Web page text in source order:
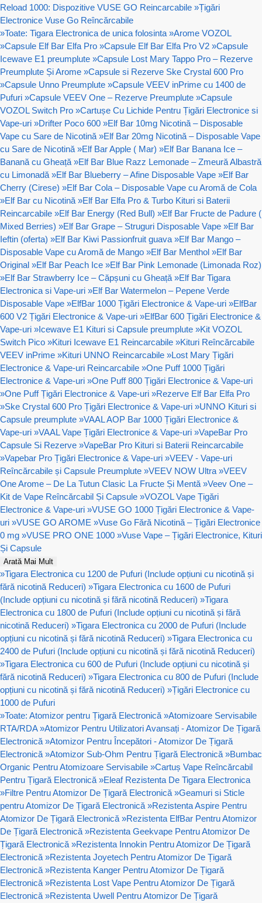
Reload 1000: Dispozitive VUSE GO Reincarcabile »Țigări
Electronice Vuse Go Reîncărcabile
»Toate: Tigara Electronica de unica folosinta »Arome VOZOL
»Capsule Elf Bar Elfa Pro »Capsule Elf Bar Elfa Pro V2 »Capsule
Icewave E1 preumplute »Capsule Lost Mary Tappo Pro – Rezerve
Preumplute Și Arome »Capsule si Rezerve Ske Crystal 600 Pro
»Capsule Unno Preumplute »Capsule VEEV inPrime cu 1400 de
Pufuri »Capsule VEEV One – Rezerve Preumplute »Capsule
VOZOL Switch Pro »Cartușe Cu Lichide Pentru Țigări Electronice si
Vape-uri »Drifter Poco 600 »Elf Bar 10mg Nicotină – Disposable
Vape cu Sare de Nicotină »Elf Bar 20mg Nicotină – Disposable Vape
cu Sare de Nicotină »Elf Bar Apple ( Mar) »Elf Bar Banana Ice –
Banană cu Gheață »Elf Bar Blue Razz Lemonade – Zmeură Albastră
cu Limonadă »Elf Bar Blueberry – Afine Disposable Vape »Elf Bar
Cherry (Cirese) »Elf Bar Cola – Disposable Vape cu Aromă de Cola
»Elf Bar cu Nicotină »Elf Bar Elfa Pro & Turbo Kituri si Baterii
Reincarcabile »Elf Bar Energy (Red Bull) »Elf Bar Fructe de Padure (
Mixed Berries) »Elf Bar Grape – Struguri Disposable Vape »Elf Bar
Ieftin (oferta) »Elf Bar Kiwi Passionfruit guava »Elf Bar Mango –
Disposable Vape cu Aromă de Mango »Elf Bar Menthol »Elf Bar
Original »Elf Bar Peach Ice »Elf Bar Pink Lemonade (Limonada Roz)
»Elf Bar Strawberry Ice – Căpșuni cu Gheață »Elf Bar Tigara
Electronica si Vape-uri »Elf Bar Watermelon – Pepene Verde
Disposable Vape »ElfBar 1000 Țigări Electronice & Vape-uri »ElfBar
600 V2 Țigări Electronice & Vape-uri »ElfBar 600 Țigări Electronice &
Vape-uri »Icewave E1 Kituri si Capsule preumplute »Kit VOZOL
Switch Pico »Kituri Icewave E1 Reincarcabile »Kituri Reîncărcabile
VEEV inPrime »Kituri UNNO Reincarcabile »Lost Mary Țigări
Electronice & Vape-uri Reincarcabile »One Puff 1000 Țigări
Electronice & Vape-uri »One Puff 800 Țigări Electronice & Vape-uri
»One Puff Țigări Electronice & Vape-uri »Rezerve Elf Bar Elfa Pro
»Ske Crystal 600 Pro Țigări Electronice & Vape-uri »UNNO Kituri si
Capsule preumplute »VAAL AOP Bar 1000 Țigări Electronice &
Vape-uri »VAAL Vape Țigări Electronice & Vape-uri »VapeBar Pro
Capsule Si Rezerve »VapeBar Pro Kituri si Baterii Reincarcabile
»Vapebar Pro Țigări Electronice & Vape-uri »VEEV - Vape-uri
Reîncărcabile și Capsule Preumplute »VEEV NOW Ultra »VEEV
One Arome – De La Tutun Clasic La Fructe Și Mentă »Veev One –
Kit de Vape Reîncărcabil Și Capsule »VOZOL Vape Țigări
Electronice & Vape-uri »VUSE GO 1000 Țigări Electronice & Vape-
uri »VUSE GO AROME »Vuse Go Fără Nicotină – Țigări Electronice
0 mg »VUSE PRO ONE 1000 »Vuse Vape – Țigări Electronice, Kituri
Și Capsule
Arată Mai Mult
»Tigara Electronica cu 1200 de Pufuri (Include opțiuni cu nicotină și
fără nicotină Reduceri) »Tigara Electronica cu 1600 de Pufuri
(Include opțiuni cu nicotină și fără nicotină Reduceri) »Tigara
Electronica cu 1800 de Pufuri (Include opțiuni cu nicotină și fără
nicotină Reduceri) »Tigara Electronica cu 2000 de Pufuri (Include
opțiuni cu nicotină și fără nicotină Reduceri) »Tigara Electronica cu
2400 de Pufuri (Include opțiuni cu nicotină și fără nicotină Reduceri)
»Tigara Electronica cu 600 de Pufuri (Include opțiuni cu nicotină și
fără nicotină Reduceri) »Tigara Electronica cu 800 de Pufuri (Include
opțiuni cu nicotină și fără nicotină Reduceri) »Țigări Electronice cu
1000 de Pufuri
»Toate: Atomizor pentru Țigară Electronică »Atomizoare Servisabile
RTA/RDA »Atomizor Pentru Utilizatori Avansați - Atomizor De Țigară
Electronică »Atomizor Pentru Începători - Atomizor De Țigară
Electronică »Atomizor Sub-Ohm Pentru Țigară Electronică »Bumbac
Organic Pentru Atomizoare Servisabile »Cartuș Vape Reîncărcabil
Pentru Țigară Electronică »Eleaf Rezistenta De Tigara Electronica
»Filtre Pentru Atomizor De Țigară Electronică »Geamuri si Sticle
pentru Atomizor De Țigară Electronică »Rezistenta Aspire Pentru
Atomizor De Țigară Electronică »Rezistenta ElfBar Pentru Atomizor
De Țigară Electronică »Rezistenta Geekvape Pentru Atomizor De
Țigară Electronică »Rezistenta Innokin Pentru Atomizor De Țigară
Electronică »Rezistenta Joyetech Pentru Atomizor De Țigară
Electronică »Rezistenta Kanger Pentru Atomizor De Țigară
Electronică »Rezistenta Lost Vape Pentru Atomizor De Țigară
Electronică »Rezistenta Uwell Pentru Atomizor De Țigară